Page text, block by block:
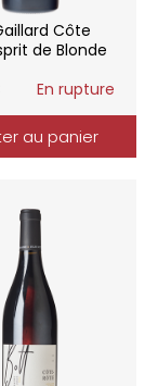
Côte
de Blonde
En rupture
au panier